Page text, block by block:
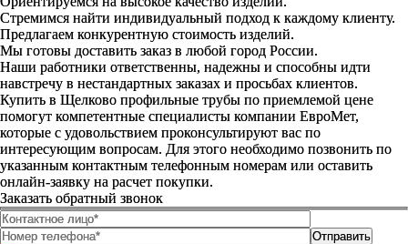
Стремимся найти индивидуальный подход к каждому клиенту.
Предлагаем конкурентную стоимость изделий.
Мы готовы доставить заказ в любой город России.
Наши работники ответственны, надежны и способны идти
навстречу в нестандартных заказах и просьбах клиентов.
Купить в Щелково профильные трубы по приемлемой цене
помогут компетентные специалисты компании ЕвроМет,
которые с удовольствием проконсультируют вас по
интересующим вопросам. Для этого необходимо позвонить по
указанным контактным телефонным номерам или оставить
онлайн-заявку на расчет покупки.
Заказать обратный звонок